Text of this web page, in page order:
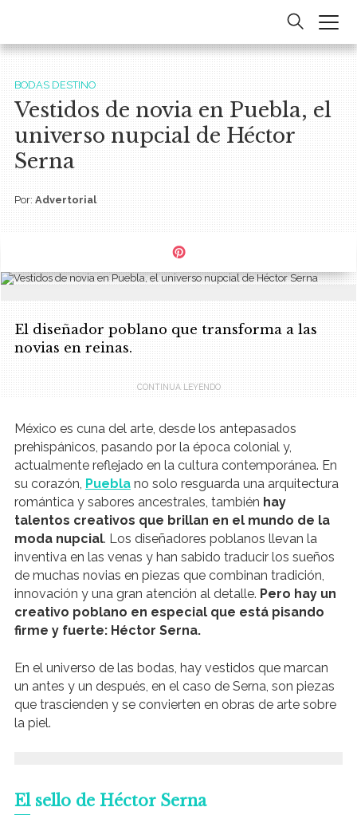
BODAS DESTINO
Vestidos de novia en Puebla, el
universo nupcial de Héctor
Serna
Por:Advertorial
El diseñador poblano que transforma a las
novias en reinas.
México es cuna del arte, desde los antepasados
prehispánicos, pasando por la época colonial y,
actualmente reflejado en la cultura contemporánea. En
su corazón, Pueblano solo resguarda una arquitectura
romántica y sabores ancestrales, también hay
talentos creativos que brillan en el mundo de la
moda nupcial. Los diseñadores poblanos llevan la
inventiva en las venas y han sabido traducir los sueños
de muchas novias en piezas que combinan tradición,
innovación y una gran atención al detalle. Pero hay un
creativo poblano en especial que está pisando
firme y fuerte: Héctor Serna.
En el universo de las bodas, hay vestidos que marcan
un antes y un después, en el caso de Serna, son piezas
que trascienden y se convierten en obras de arte sobre
la piel.
El sello de Héctor Serna